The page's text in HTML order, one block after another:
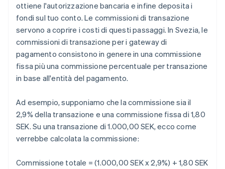
ottiene l'autorizzazione bancaria e infine deposita i
fondi sul tuo conto. Le commissioni di transazione
servono a coprire i costi di questi passaggi. In Svezia, le
commissioni di transazione per i gateway di
pagamento consistono in genere in una commissione
fissa più una commissione percentuale per transazione
in base all'entità del pagamento.
Ad esempio, supponiamo che la commissione sia il
2,9% della transazione e una commissione fissa di 1,80
SEK. Su una transazione di 1.000,00 SEK, ecco come
verrebbe calcolata la commissione:
Commissione totale = (1.000,00 SEK x 2,9%) + 1,80 SEK